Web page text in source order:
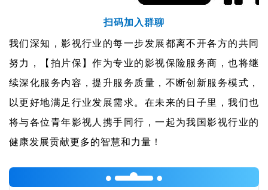
扫码加入群聊
我们深知，影视行业的每一步发展都离不开各方的共同
努力，【拍片保】作为专业的影视保险服务商，也将继
续深化服务内容，提升服务质量，不断创新服务模式，
以更好地满足行业发展需求。 在未来的日子里，我们也
将与各位青年影视人携手同行，一起为我国影视行业的
健康发展贡献更多的智慧和力量！